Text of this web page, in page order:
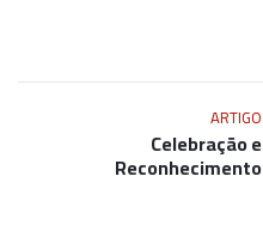
ARTIGO
Celebração e
Reconhecimento